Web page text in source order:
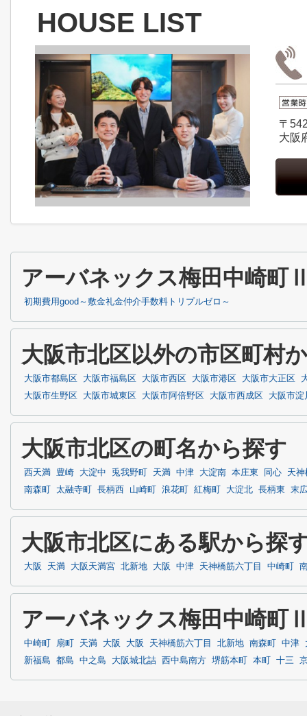
HOUSE LIST
〒
大阪
アーバネックス梅田中崎町
初期費用good～敷金礼金仲介手数料トリプルゼロ～
大阪市北区以外の市区町村
大阪市都島区 大阪市福島区 大阪市西区 大阪市港区 大阪市大正区
大阪市生野区
大阪市城東区 大阪市阿倍野区 大阪市西成区 大阪市淀
大阪市北区の町名から探す
西天満 豊崎 大淀中 兎我野町 天満 中津 大淀南 本庄東 同心
天神
南森町
太融寺町 長柄西 山崎町 浪花町 紅梅町 大淀北 長柄東 末
大阪市北区にある駅から探
大阪 天満 大阪天満宮 北新地 大阪 中津 天神橋筋六丁目 中崎町
アーバネックス梅田中崎町
中崎町 扇町 天満 大阪 大阪 天神橋筋六丁目 北新地 南森町 中津
新福島
都島 中之島 大阪城北詰 西中島南方 堺筋本町 本町 十三